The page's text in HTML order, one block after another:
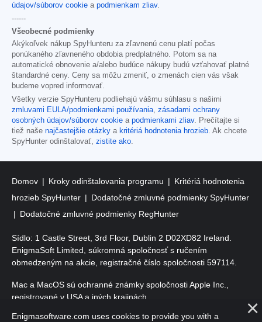
údajov/súborov cookie a podmienkam zliav.
------
Všeobecné podmienky
Akýkoľvek nákup SpyHunteru za zľavnenú cenu platí počas
ponúkaného zľavneného obdobia predplatného. Potom sa na
automatické obnovenie a/alebo budúce nákupy budú vzťahovať platné
štandardné ceny. Ceny sa môžu zmeniť, o zmenách cien vás však
budeme vopred informovať.
Všetky verzie SpyHunteru podliehajú vášmu súhlasu s našimi
zmluvami EULA/podmienkami používania, zásadami ochrany
osobných údajov/súborov cookie a podmienkami zliav. Prečítajte si
tiež naše najčastejšie otázky a kritériá hodnotenia hrozieb. Ak chcete
SpyHunter odinštalovať, zistite ako.
Domov Kroky odinštalovania programu
Kritériá hodnotenia
hrozieb SpyHunter
Dodatočné zmluvné podmienky SpyHunter
Dodatočné zmluvné podmienky RegHunter
Sídlo: 1 Castle Street, 3rd Floor, Dublin 2 D02XD82 Ireland.
EnigmaSoft Limited, súkromná spoločnosť s ručením
obmedzeným na akcie, registračné číslo spoločnosti 597114.
Mac a MacOS sú ochranné známky spoločnosti Apple Inc.,
registrované v USA a iných krajinách.
Copyright 2016-2026 . EnigmaSoft Ltd. Všetky práva vyhradené.
Enigmasoftware.com uses cookies to provide you with a